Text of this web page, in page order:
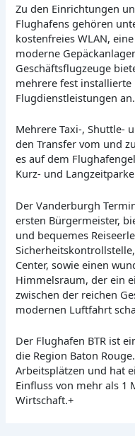
Zu den Einrichtungen
Flughafens gehören
kostenfreies WLAN,
moderne
Geschäftsflugzeuge
mehrere fest
Flugdienstleistungen an.
Mehrere Taxi-, Shuttle-
den Transfer vom und
es auf dem
Kurz- und
Der Vanderburgh
ersten Bürgermeister,
und bequemes
Center, sowie einen
Himmelsraum, der ein
zwischen der reichen
modernen Luftfahrt
Der Flughafen BTR ist
die Region Baton
Arbeitsplätzen und hat
Einfluss von mehr als 1
Wirtschaft.+